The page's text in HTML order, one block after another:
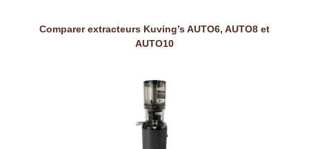
Comparer extracteurs Kuving’s AUTO6, AUTO8 et
AUTO10